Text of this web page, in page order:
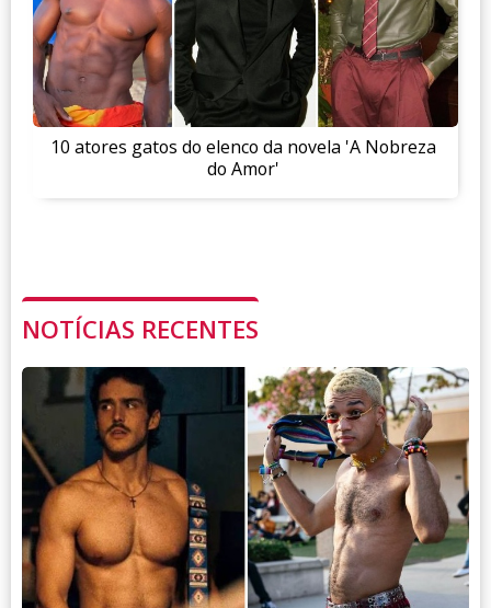
10 atores gatos do elenco da novela 'A Nobreza
do Amor'
NOTÍCIAS RECENTES